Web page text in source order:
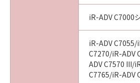
(5) 上記にかかわらず、本契約
から第7条まで、第8条第4項
定は、本契約書の終了後も効
９．U.S. GOVERNMENT
iR-ADV C7000
iR-ADV
C7270/iR-ADV
ADV C7570 III/
C7765/iR-ADV